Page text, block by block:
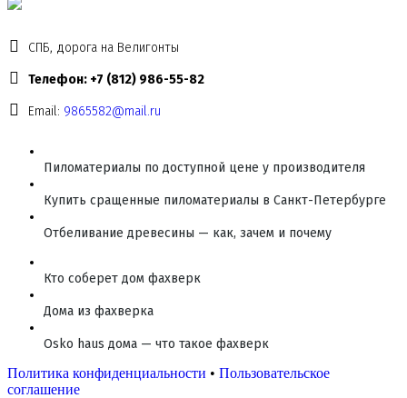
СПБ, дорога на Велигонты
Телефон: +7 (812) 986-55-82
Email: 9865582@mail.ru
Пиломатериалы по доступной цене у производителя
Купить сращенные пиломатериалы в Санкт-Петербурге
Отбеливание древесины — как, зачем и почему
Кто соберет дом фахверк
Дома из фахверка
Osko haus дома — что такое фахверк
Политика конфиденциальности • Пользовательское
соглашение